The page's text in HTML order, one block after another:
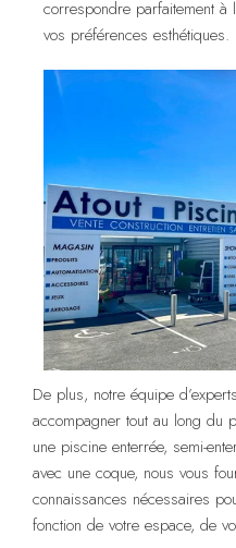
correspondre parfaitement à
vos préférences esthétiques.
De plus, notre équipe
accompagner tout au long du
une piscine enterrée, semi-
avec une coque, nous vous
connaissances nécessaires
fonction de votre espace, de